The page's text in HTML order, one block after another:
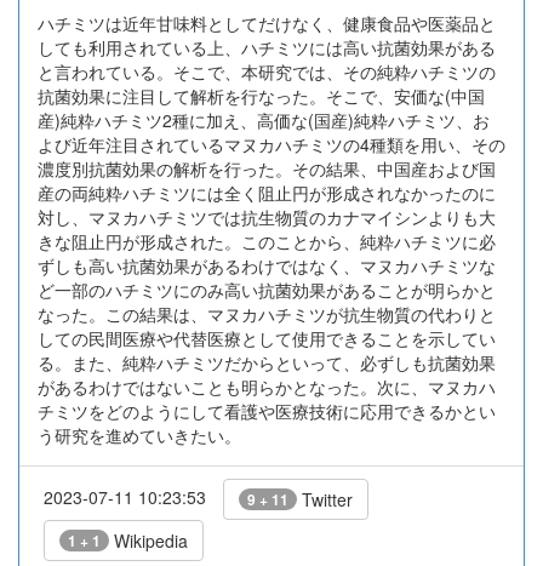
ハチミツは近年甘味料としてだけなく、健康食品や医薬品と
しても利用されている上、ハチミツには高い抗菌効果がある
と言われている。そこで、本研究では、その純粋ハチミツの
抗菌効果に注目して解析を行なった。そこで、安価な(中国
産)純粋ハチミツ2種に加え、高価な(国産)純粋ハチミツ、お
よび近年注目されているマヌカハチミツの4種類を用い、その
濃度別抗菌効果の解析を行った。その結果、中国産および国
産の両純粋ハチミツには全く阻止円が形成されなかったのに
対し、マヌカハチミツでは抗生物質のカナマイシンよりも大
きな阻止円が形成された。このことから、純粋ハチミツに必
ずしも高い抗菌効果があるわけではなく、マヌカハチミツな
ど一部のハチミツにのみ高い抗菌効果があることが明らかと
なった。この結果は、マヌカハチミツが抗生物質の代わりと
しての民間医療や代替医療として使用できることを示してい
る。また、純粋ハチミツだからといって、必ずしも抗菌効果
があるわけではないことも明らかとなった。次に、マヌカハ
チミツをどのようにして看護や医療技術に応用できるかとい
う研究を進めていきたい。
2023-07-11 10:23:53 9 + 11 Twitter
1 + 1 Wikipedia